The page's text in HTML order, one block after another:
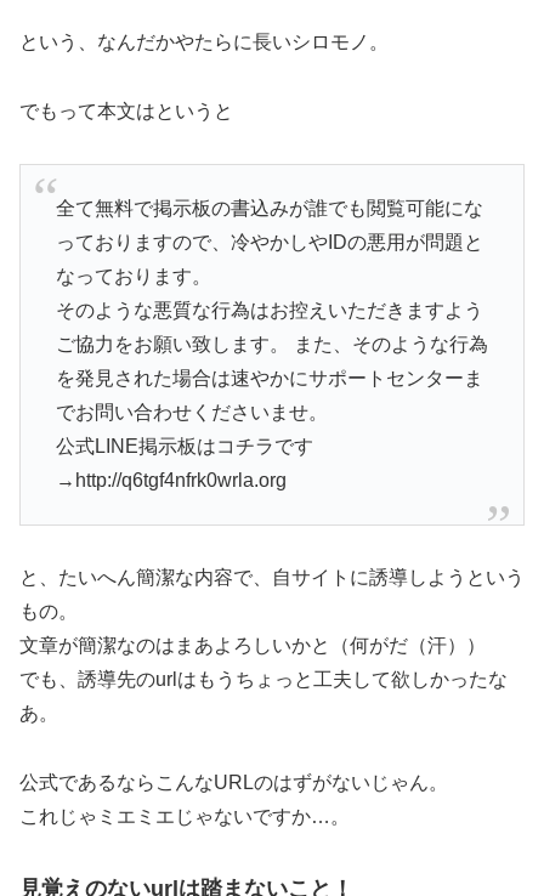
という、なんだかやたらに長いシロモノ。
でもって本文はというと
全て無料で掲示板の書込みが誰でも閲覧可能にな
っておりますので、冷やかしやIDの悪用が問題と
なっております。
そのような悪質な行為はお控えいただきますよう
ご協力をお願い致します。 また、そのような行為
を発見された場合は速やかにサポートセンターま
でお問い合わせくださいませ。
公式LINE掲示板はコチラです
→http://q6tgf4nfrk0wrla.org
と、たいへん簡潔な内容で、自サイトに誘導しようという
もの。
文章が簡潔なのはまあよろしいかと（何がだ（汗））
でも、誘導先のurlはもうちょっと工夫して欲しかったな
あ。
公式であるならこんなURLのはずがないじゃん。
これじゃミエミエじゃないですか…。
見覚えのないurlは踏まないこと！